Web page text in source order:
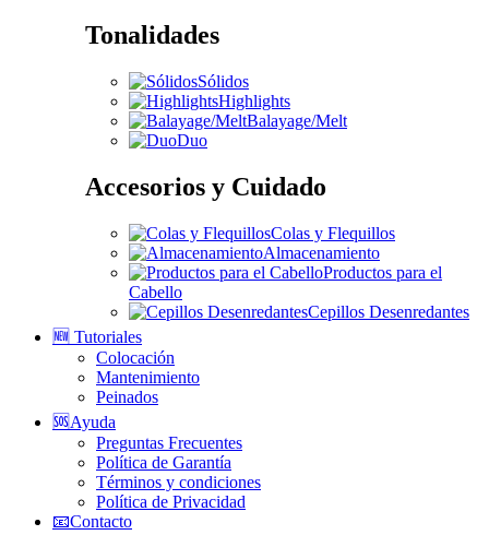
Tonalidades
Sólidos
Highlights
Balayage/Melt
Duo
Accesorios y Cuidado
Colas y Flequillos
Almacenamiento
Productos para el
Cabello
Cepillos Desenredantes
🆕 Tutoriales
Colocación
Mantenimiento
Peinados
🆘Ayuda
Preguntas Frecuentes
Política de Garantía
Términos y condiciones
Política de Privacidad
📧Contacto